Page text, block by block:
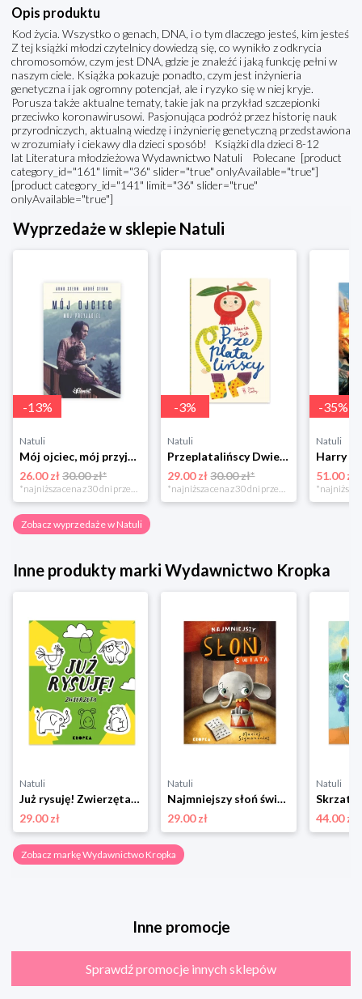
Opis produktu
Kod życia. Wszystko o genach, DNA, i o tym dlaczego jesteś, kim jesteś
Z tej książki młodzi czytelnicy dowiedzą się, co wynikło z odkrycia
chromosomów, czym jest DNA, gdzie je znaleźć i jaką funkcję pełni w
naszym ciele. Książka pokazuje ponadto, czym jest inżynieria
genetyczna i jak ogromny potencjał, ale i ryzyko się w niej kryje.
Porusza także aktualne tematy, takie jak na przykład szczepionki
przeciwko koronawirusowi. Pasjonująca podróż przez historię nauk
przyrodniczych, aktualną wiedzę i inżynierię genetyczną przedstawiona
w zrozumiały i ciekawy dla dzieci sposób! Książki dla dzieci 8-12
lat Literatura młodzieżowa Wydawnictwo Natuli Polecane [product
category_id="161" limit="36" slider="true" onlyAvailable="true"]
[product category_id="141" limit="36" slider="true"
onlyAvailable="true"]
Wyprzedaże w sklepie Natuli
-13%
Natuli
Mój ojciec, mój przyjaciel Element
26.00 zł30.00 zł*
*najniższa cena z 30 dni przed obniżką
-3%
Natuli
Przeplatalińscy Dwie siostry
29.00 zł 30.00 zł*
*najniższa cena z 30 dni przed obniżką
-35%
Natuli
51.00 zł
Zobacz wyprzedaże w Natuli
Inne produkty marki Wydawnictwo Kropka
Natuli
Już rysuję! Zwierzęta Wydawnictwo kropka
29.00 zł
Natuli
Najmniejszy słoń świata Wydawnictwo kropka
29.00 zł
Natuli
44.00 zł
Zobacz markę Wydawnictwo Kropka
Inne promocje
Sprawdź promocje innych sklepów